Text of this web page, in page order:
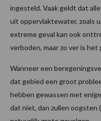
ingesteld. Vaak geldt dat
uit oppervlaktewater, zoals
extreme geval kan ook
verboden, maar zo ver is het
Wanneer een
dat gebied een groot
hebben gewassen met
dat niet, dan zullen oogsten